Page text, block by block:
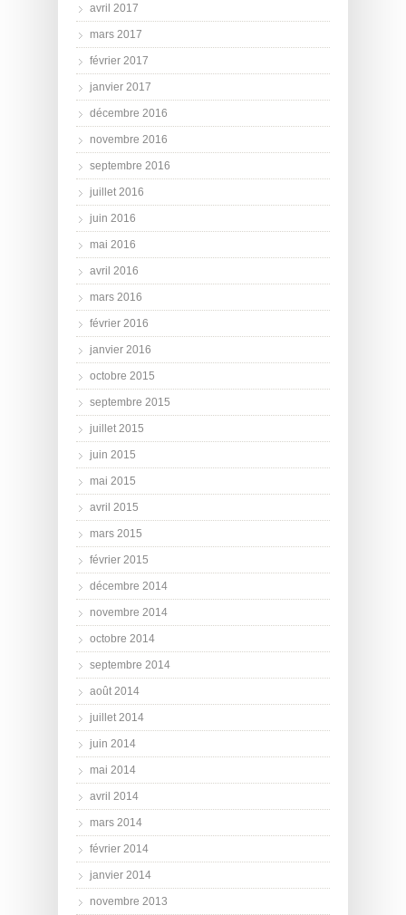
avril 2017
mars 2017
février 2017
janvier 2017
décembre 2016
novembre 2016
septembre 2016
juillet 2016
juin 2016
mai 2016
avril 2016
mars 2016
février 2016
janvier 2016
octobre 2015
septembre 2015
juillet 2015
juin 2015
mai 2015
avril 2015
mars 2015
février 2015
décembre 2014
novembre 2014
octobre 2014
septembre 2014
août 2014
juillet 2014
juin 2014
mai 2014
avril 2014
mars 2014
février 2014
janvier 2014
novembre 2013